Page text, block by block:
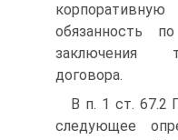
обязанность
заключения
договора.
В п. 1 ст. 67.2
следующее